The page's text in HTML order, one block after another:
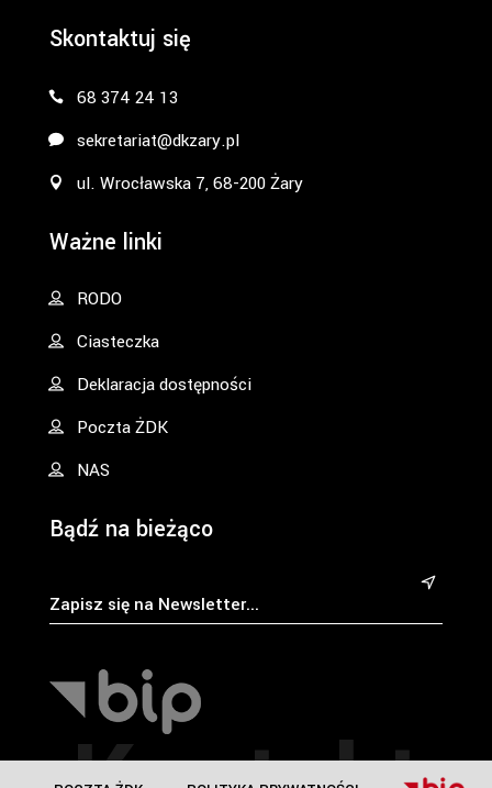
Skontaktuj się
68 374 24 13
sekretariat@dkzary.pl
ul. Wrocławska 7, 68-200 Żary
Ważne linki
RODO
Ciasteczka
Deklaracja dostępności
Poczta ŻDK
NAS
Bądź na bieżąco
&